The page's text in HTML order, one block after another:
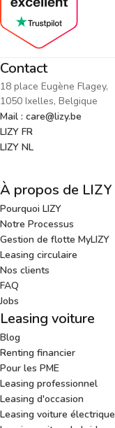
Contact
18 place Eugène Flagey,
1050 Ixelles, Belgique
Mail : care@lizy.be
LIZY FR
LIZY NL
À propos de LIZY
Pourquoi LIZY
Notre Processus
Gestion de flotte MyLIZY
Leasing circulaire
Nos clients
FAQ
Jobs
Leasing voiture
Blog
Renting financier
Pour les PME
Leasing professionnel
Leasing d'occasion
Leasing voiture électrique